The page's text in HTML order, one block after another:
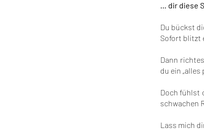
… dir diese
Du bückst
Sofort blitzt
Dann
du ein
Doch fühlst
schwachen
Lass mich